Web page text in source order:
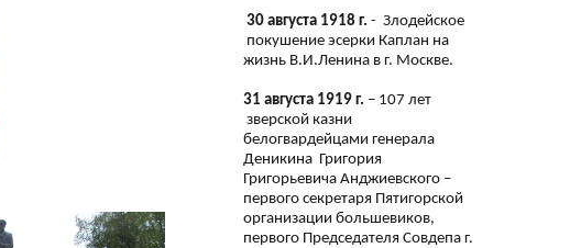
30 августа 1918 г. - Злодейское
покушение эсерки Каплан на
жизнь В.И.Ленина в г. Москве.
31 августа 1919 г. – 107 лет
зверской казни
белогвардейцами генерала
Деникина Григория
Григорьевича Анджиевского –
первого секретаря Пятигорской
организации большевиков,
первого Председателя Совдепа г.